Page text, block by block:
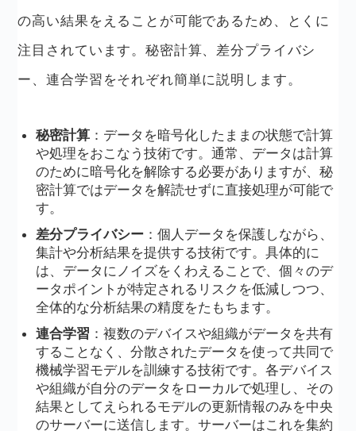
の高い結果をえることが可能であるため、とくに
注目されています。秘密計算、差分プライバシ
ー、連合学習をそれぞれ簡単に説明します。
秘密計算：データを暗号化したままの状態で計算
や処理をおこなう技術です。通常、データは計算
のために暗号化を解除する必要がありますが、秘
密計算ではデータを解読せずに直接処理が可能で
す。
差分プライバシー：個人データを保護しながら、
集計や分析結果を提供する技術です。具体的に
は、データにノイズをくわえることで、個々のデ
ータポイントが特定されるリスクを低減しつつ、
全体的な分析結果の精度をたもちます。
連合学習 ：複数のデバイスや組織がデータを共有
することなく、分散されたデータを使って共同で
機械学習モデルを訓練する技術です。各デバイス
や組織が自分のデータをローカルで処理し、その
結果としてえられるモデルの更新情報のみを中央
のサーバーに送信します。サーバーはこれを集約